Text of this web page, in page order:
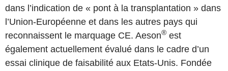
dans l’indication de « pont à la transplantation » dans
l’Union-Européenne et dans les autres pays qui
reconnaissent le marquage CE. Aeson® est
également actuellement évalué dans le cadre d’un
essai clinique de faisabilité aux Etats-Unis. Fondée